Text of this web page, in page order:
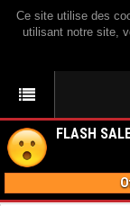
Ce site utilise des
utilisant notre site,
FLASH